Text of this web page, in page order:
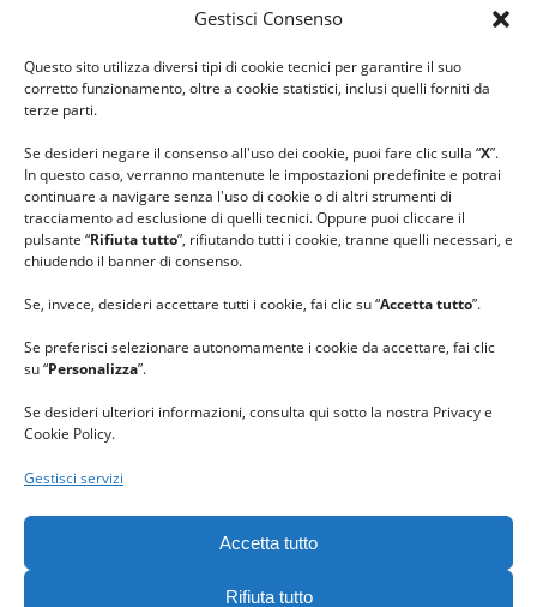
Gestisci Consenso
Questo sito utilizza diversi tipi di cookie tecnici per garantire il suo
corretto funzionamento, oltre a cookie statistici, inclusi quelli forniti da
terze parti.
Se desideri negare il consenso all'uso dei cookie, puoi fare clic sulla “X”.
In questo caso, verranno mantenute le impostazioni predefinite e potrai
continuare a navigare senza l'uso di cookie o di altri strumenti di
tracciamento ad esclusione di quelli tecnici. Oppure puoi cliccare il
pulsante “Rifiuta tutto”, rifiutando tutti i cookie, tranne quelli necessari, e
chiudendo il banner di consenso.
Se, invece, desideri accettare tutti i cookie, fai clic su “Accetta tutto”.
Se preferisci selezionare autonomamente i cookie da accettare, fai clic
su “Personalizza”.
Se desideri ulteriori informazioni, consulta qui sotto la nostra Privacy e
Cookie Policy.
Gestisci servizi
Accetta tutto
Rifiuta tutto
#lanaterapia
#ilcaloredellempatia